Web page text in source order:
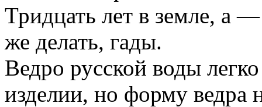
Тридцать лет в земле, а
же делать, гады.
Ведро русской воды
изделии, но форму ведра